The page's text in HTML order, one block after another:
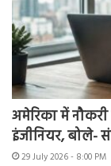
अमेरिका में
इंजीनियर, बोले-
29 July 2026 - 8:00 PM